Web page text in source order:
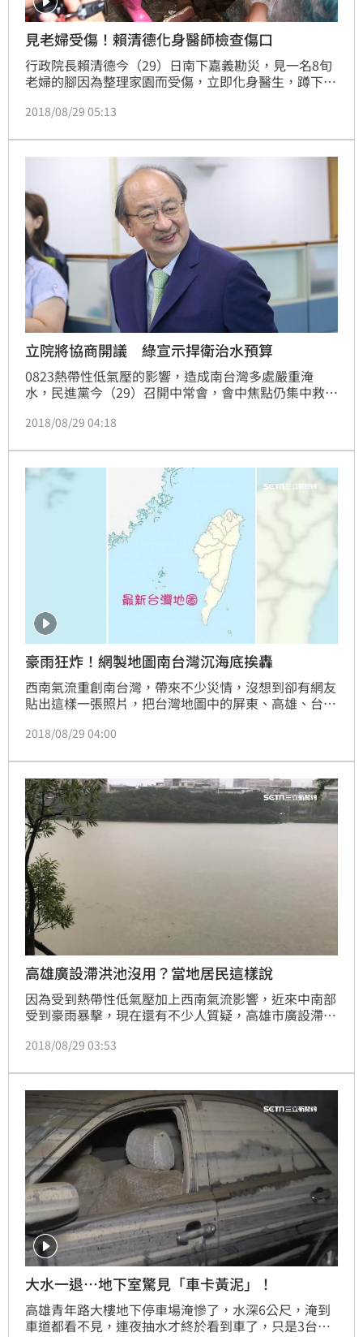
見老婦受傷！賴清德化身醫師檢查傷口
行政院長賴清德今（29）日南下嘉義勘災，見一名8旬
老婦的腳因為整理家園而受傷，立即化身醫生，蹲下檢
協助處理，相當窩心。
2018/08/29 05:13
立院將協商開議 綠宣示捍衛治水預算
0823熱帶性低氣壓的影響，造成南台灣多處嚴重淹
水，民進黨今（29）召開中常會，會中焦點仍集中救災
後，肯定國軍對救災的投入，包括揹老人家出來、協助
建銘則預告，立院新會期「治水預算」恐成為朝野攻
防，但認為包括前瞻計畫治水預算有其效果及必要性，
因此將「正面迎戰」。
2018/08/29 04:18
豪雨狂炸！網製地圖南台灣沉海底挨轟
西南氣流重創南台灣，帶來不少災情，沒想到卻有網友
貼出這樣一張照片，把台灣地圖中的屏東、高雄、台
地圖。高雄人認為，這樣在消費高雄的災情，實在不妥
示，雖然PO圖大家一看就知道是開玩笑，但如果造成
恐慌，恐怕就有觸法可能。
2018/08/29 04:00
高雄廣設滯洪池沒用？當地居民這樣說
因為受到熱帶性低氣壓加上西南氣流影響，近來中南部
受到豪雨暴擊，現在還有不少人質疑，高雄市廣設滯洪
「小劉醫師-劉宗瑀Lisa Liu粉絲團」表示，就是因為有
「那是我們的平安符！」
2018/08/29 03:53
大水一退…地下室驚見「車卡黃泥」！
高雄青年路大樓地下停車場淹慘了，水深6公尺，淹到
車道都看不見，連夜抽水才終於看到車了，只是3台汽